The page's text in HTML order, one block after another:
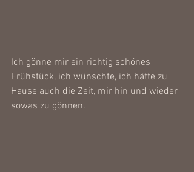
Ich gönne mir ein richtig schönes
Frühstück, ich wünschte, ich hätte zu
Hause auch die Zeit, mir hin und wieder
sowas zu gönnen.